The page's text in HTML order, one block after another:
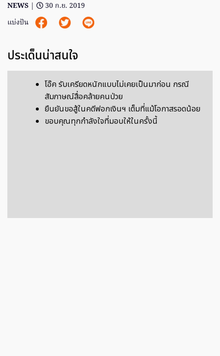
NEWS |
30 ก.ย. 2019
แบ่งปัน
ประเด็นน่าสนใจ
โอ๊ค รับเครียดหนักแบบไม่เคยเป็นมาก่อน กรณี
สัมภาษณ์สื่อคล้ายคนป่วย
ยืนยันขอสู้ในคดีฟอกเงินฯ เต็มที่แม้โอกาสรอดน้อย
ขอบคุณทุกกำลังใจที่มอบให้ในครั้งนี้